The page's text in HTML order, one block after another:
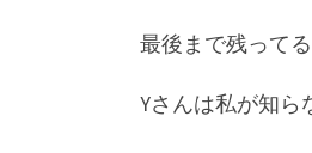
最後まで残って
Yさんは私が知ら